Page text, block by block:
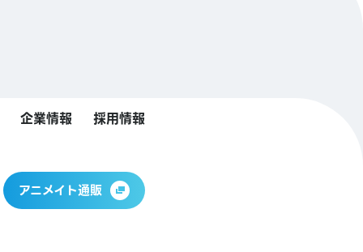
企業情報 採用情報
アニメイト通販